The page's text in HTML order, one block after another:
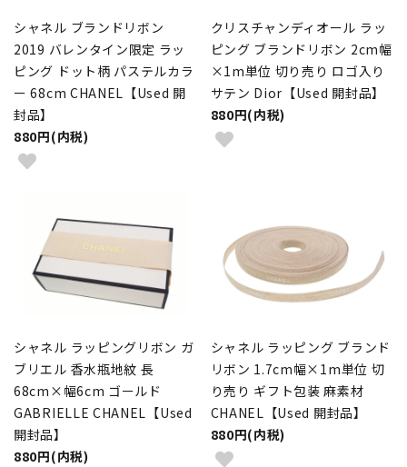
シャネル ブランドリボン
2019 バレンタイン限定 ラッ
ピング ドット柄 パステルカラ
ー 68cm CHANEL【Used 開
封品】
880円(内税)
クリスチャンディオール ラッ
ピング ブランドリボン 2cm幅
×1m単位 切り売り ロゴ入り
サテン Dior【Used 開封品】
880円(内税)
シャネル ラッピングリボン ガ
ブリエル 香水瓶地紋 長
68cm×幅6cm ゴールド
GABRIELLE CHANEL【Used
開封品】
880円(内税)
シャネル ラッピング ブランド
リボン 1.7cm幅×1m単位 切
り売り ギフト包装 麻素材
CHANEL【Used 開封品】
880円(内税)